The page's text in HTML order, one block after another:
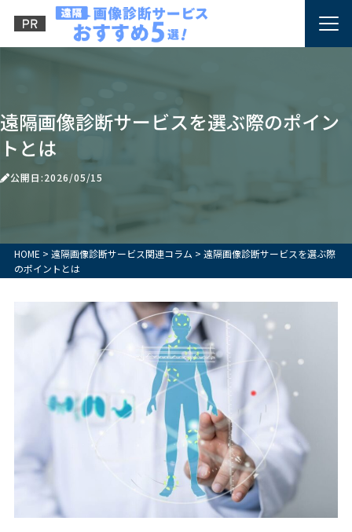
遠隔画像診断サービスを選ぶ際のポイン
トとは
公開日:2026/05/15
HOME > 遠隔画像診断サービス関連コラム > 遠隔画像診断サービスを選ぶ際
のポイントとは